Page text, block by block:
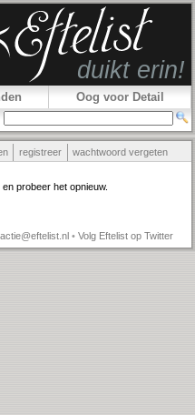
Oog voor Detail
registreer wachtwoord vergeten
en probeer het opnieuw.
• Volg Eftelist op Twitter